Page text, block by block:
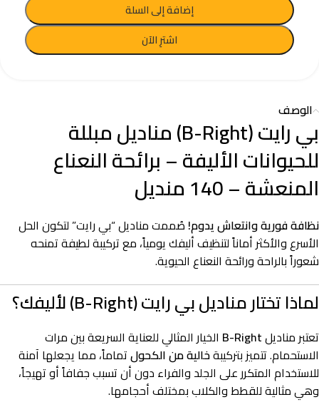
إضافة إلى السلة
اشترِ الآن
الوصف
بي رايت (B-Right) مناديل مبللة
للحيوانات الأليفة – برائحة النعناع
المنعشة – 140 منديل
نظافة فورية وانتعاش يدوم! صُممت مناديل “بي رايت” لتكون الحل
الأسرع والأكثر أماناً لتنظيف أليفك يومياً، مع تركيبة لطيفة تمنحه
شعوراً بالراحة ورائحة النعناع الحيوية.
لماذا تختار مناديل بي رايت (B-Right) لأليفك؟
تعتبر مناديلB-Right الخيار المثالي للعناية السريعة بين مرات
الاستحمام. تتميز بتركيبةخالية من الكحولتماماً، مما يجعلها آمنة
للاستخدام المتكرر على الجلد والفراء دون أن تسبب جفافاً أو تهيجاً،
وهي مثالية للقطط والكلاب بمختلف أحجامها.